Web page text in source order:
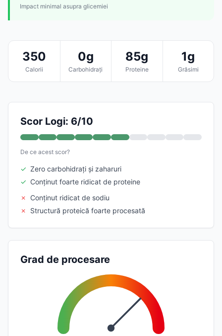
Impact minimal asupra glicemiei
350
Calorii
0g
Carbohidrați
85g
Proteine
1g
Grăsimi
Scor Logi: 6/10
De ce acest scor?
✓ Zero carbohidrați și zaharuri
✓ Conținut foarte ridicat de proteine
✗
Conținut ridicat de sodiu
✗
Structură proteică foarte procesată
Grad de procesare